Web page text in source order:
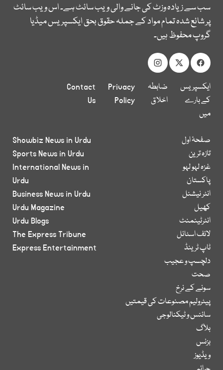
سب سے زیادہ وزٹ کی جانے والی ویب سائٹ ہے۔ اس ویب سائٹ
پر شائع شدہ تمام مواد کے جملہ حقوق بحق ایکسپریس میڈیا
گروپ محفوظ ہیں۔
ایکسپریس
کے بارے
میں
ضابطہ
اخلاق
Privacy
Policy
Contact
Us
صفحۂ اول
تازہ ترین
غزہ لہو لہو
پاکستان
انٹر نیشنل
کھیل
انٹرٹینمنٹ
لائف اسٹائل
ٹاپ ٹرینڈ
دلچسپ و عجیب
صحت
سونے کے نرخ
پیٹرولیم مصنوعات کی قیمتیں
سائنس و ٹیکنالوجی
بلاگ
بزنس
ویڈیوز
Showbiz News in Urdu
Sports News in Urdu
International News in
Urdu
Business News in Urdu
Urdu Magazine
Urdu Blogs
The Express Tribune
Express Entertainment